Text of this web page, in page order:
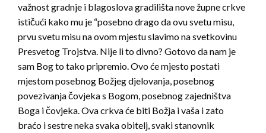
važnost gradnje i blagoslova gradilišta nove župne crkve
ističući kako mu je “posebno drago da ovu svetu misu,
prvu svetu misu na ovom mjestu slavimo na svetkovinu
Presvetog Trojstva. Nije li to divno? Gotovo da nam je
sam Bog to tako pripremio. Ovo će mjesto postati
mjestom posebnog Božjeg djelovanja, posebnog
povezivanja čovjeka s Bogom, posebnog zajedništva
Boga i čovjeka. Ova crkva će biti Božja i vaša i zato
braćo i sestre neka svaka obitelj, svaki stanovnik